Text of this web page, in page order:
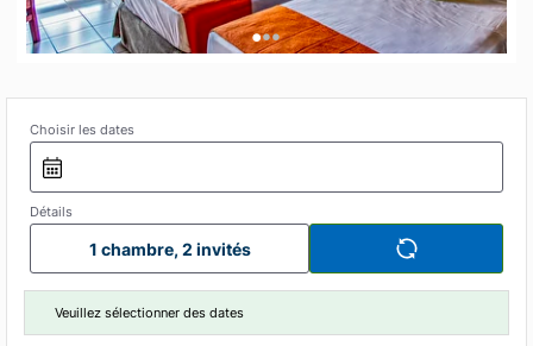
•••
Choisir les dates
Détails
1 chambre, 2 invités
Veuillez sélectionner des dates